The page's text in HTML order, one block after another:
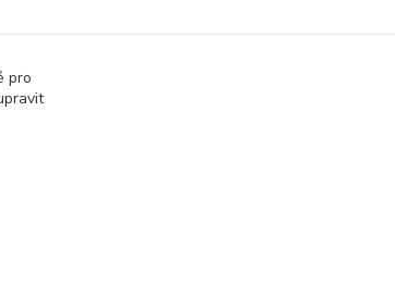
u správce daně online; v případě
pro